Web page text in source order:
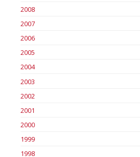
2008
2007
2006
2005
2004
2003
2002
2001
2000
1999
1998